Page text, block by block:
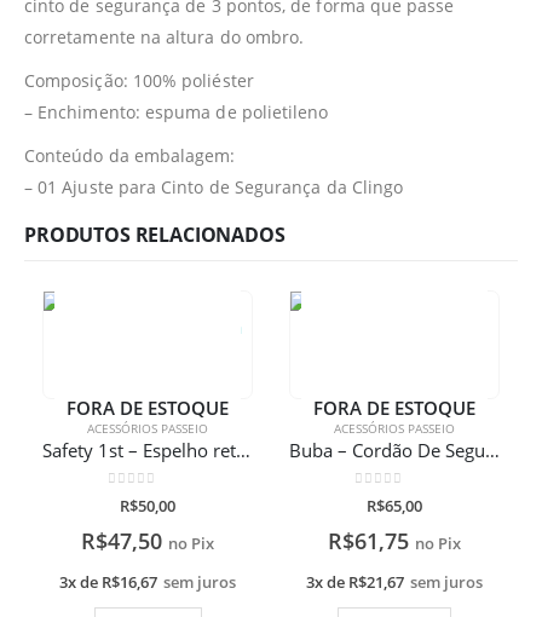
cinto de segurança de 3 pontos, de forma que passe
corretamente na altura do ombro.
Composição: 100% poliéster
– Enchimento: espuma de polietileno
Conteúdo da embalagem:
– 01 Ajuste para Cinto de Segurança da Clingo
PRODUTOS RELACIONADOS
FORA DE ESTOQUE
ACESSÓRIOS PASSEIO
Safety 1st – Espelho retrovisor 2 em 1 para automóveis
de 5
R$50,00
R$47,50 no Pix
3x de R$16,67 sem juros
FORA DE ESTOQUE
ACESSÓRIOS PASSEIO
Buba – Cordão De Segurança Para Pulso
de 5
R$65,00
R$61,75 no Pix
3x de R$21,67 sem juros